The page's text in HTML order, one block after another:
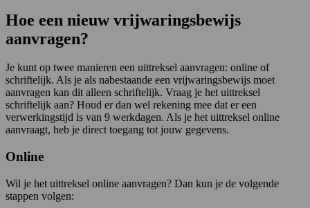
Hoe een nieuw vrijwaringsbewijs
aanvragen?
Je kunt op twee manieren een uittreksel aanvragen: online of
schriftelijk. Als je als nabestaande een vrijwaringsbewijs moet
aanvragen kan dit alleen schriftelijk. Vraag je het uittreksel
schriftelijk aan? Houd er dan wel rekening mee dat er een
verwerkingstijd is van 9 werkdagen. Als je het uittreksel online
aanvraagt, heb je direct toegang tot jouw gegevens.
Online
Wil je het uittreksel online aanvragen? Dan kun je de volgende
stappen volgen: